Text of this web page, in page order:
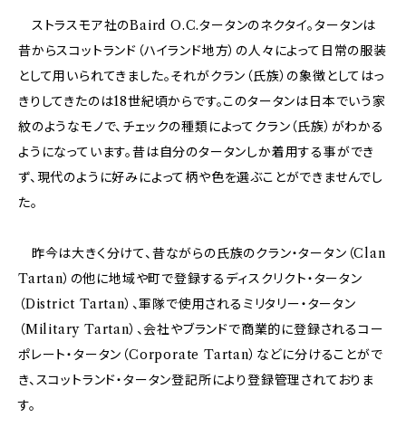
ストラスモア社のBaird O.C.タータンのネクタイ。タータンは
昔からスコットランド（ハイランド地方）の人々によって日常の服装
として用いられてきました。それがクラン（氏族）の象徴としてはっ
きりしてきたのは18世紀頃からです。このタータンは日本でいう家
紋のようなモノで、チェックの種類によってクラン（氏族）がわかる
ようになっています。昔は自分のタータンしか着用する事ができ
ず、現代のように好みによって柄や色を選ぶことができませんでし
た。
昨今は大きく分けて、昔ながらの氏族のクラン・タータン（Clan
Tartan）の他に地域や町で登録するディスクリクト・タータン
（District Tartan）、軍隊で使用されるミリタリー・タータン
（Military Tartan）、会社やブランドで商業的に登録されるコー
ポレート・タータン（Corporate Tartan）などに分けることがで
き、スコットランド・タータン登記所により登録管理されておりま
す。